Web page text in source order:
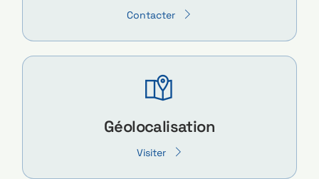
Contacter
Géolocalisation
Visiter